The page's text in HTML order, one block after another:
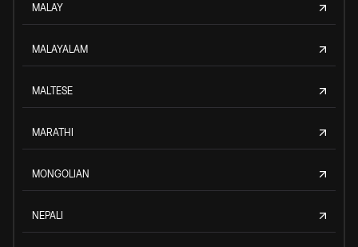
MALAY
MALAYALAM
MALTESE
MARATHI
MONGOLIAN
NEPALI